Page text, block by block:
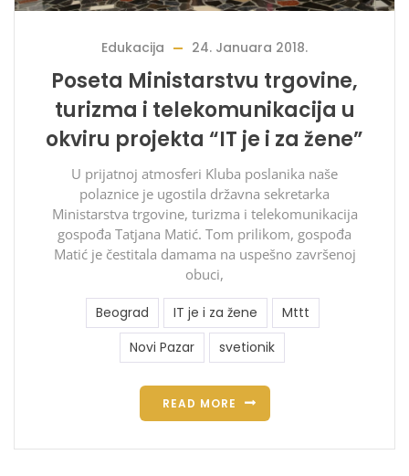
Edukacija 24. Januara 2018.
Poseta Ministarstvu trgovine,
turizma i telekomunikacija u
okviru projekta “IT je i za žene”
U prijatnoj atmosferi Kluba poslanika naše
polaznice je ugostila državna sekretarka
Ministarstva trgovine, turizma i telekomunikacija
gospođa Tatjana Matić. Tom prilikom, gospođa
Matić je čestitala damama na uspešno završenoj
obuci,
Beograd IT je i za žene
Mttt
Novi Pazar
svetionik
READ MORE